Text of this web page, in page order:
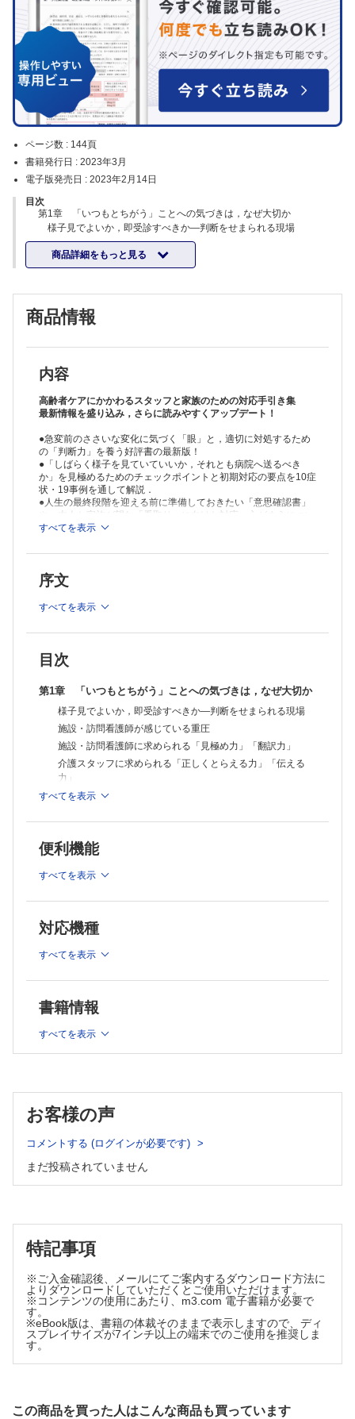
ページ数 : 144頁
書籍発行日 : 2023年3月
電子版発売日 : 2023年2月14日
目次
第1章 「いつもとちがう」ことへの気づきは，なぜ大切か
様子見でよいか，即受診すべきか―判断をせまられる現場
施設・訪問看護師が感じている重圧
施設・訪問看護師に求められる「見極め力」「翻訳力」
介護スタッフに求められる「正しくとらえる力」「伝える力」
「自然死」としての看取りはアクシデントによる死を乗り越えた先に
ある
原因が複数あるなら対応の前に検索を
原因検索とスタッフの負担軽減のために医療知識を身につけよう
介護と看護の意見がまとまらない理由
「職制」で意思決定の権限を明確に
第2章 症状とバイタルサインのみかた
「いつもとちがう」に出合ったら―ささいな情報も見落とさない
うまく活用したい「パルスオキシメータ」
バイタルサインの異常と変化をみる
摂食・排便・睡眠のチェックも忘れずに
第3章 「いつもとちがう」に出合ったときの対応事例集
事例を通して「様子見」と「受診」の分岐点を考えてみよう
事例(1) 「なんとなく気持ちが悪く，味がしない」と言うAさん
事例(2) 嘔吐・発熱があり，急に食べられなくなったBさん
「食べない」ときに求められる対応
事例(3) 発熱後に摂食率が落ち，食事中に呼吸困難となったCさん
「発熱している」ときに求められる対応
「発熱している」ときの考え方とチェックポイント
3．痛みを訴える
「痛みの7ポイント」をチェックして活用しよう
事例(5) 急に左胸・背部の激しい痛みを訴えたEさん
事例(6) 尻もちをついた後，体位交換時に強い痛みを訴えるように
なったFさん
事例(7) 朝から胃の部分の痛みを訴え，微熱もみられるGさん
「痛みを訴える」ときに求められる対応
4．機嫌が悪い
「せん妄」の考え方とチェックポイント
5．低血糖
事例(9) 食欲低下や倦怠感，易怒性がみられ，その後覚醒レベルが
事例(10) 食欲低下や倦怠感，著明な発汗がみられ，その後覚醒レベ
「低血糖」のときに求められる対応
6．高血糖
「高血糖」のときに求められる対応
「高血糖」の考え方とチェックポイント
7．意識がない
事例(12) 排便後，トイレ内で意識消失したLさん
事例(13) 施設入居中の姉の面会に来て，会話している途中に意識消
Nさん
さん
事例(16) 急に覚醒レベルが低下し，意識障害が進行しているPさん
「意識がない」ときに求められる対応
事例(18) 4日前から脈拍数が多く，活気がなくなってきたRさん
「脈拍数が多い」とき（頻脈）に求められる対応
「脈拍数が多い」とき（頻脈）の考え方とチェックポイント
9．呼吸数が増えている
「呼吸数が増えている」ときに求められる対応と考え方
10．呼吸していない? 心停止?
事例(19) 介護スタッフが訪室したところ，呼吸が止まっていたSさ
ん
「呼吸していない?」「心停止?」のときの考え方
病院に向けた意思確認書は3つに分けて用意しよう
商品詳細をもっと見る
商品情報
内容
高齢者ケアにかかわるスタッフと家族のための対応手引き集
最新情報を盛り込み，さらに読みやすくアップデート！
●急変前のささいな変化に気づく「眼」と，適切に対処するため
の「判断力」を養う好評書の最新版！
●「しばらく様子を見ていていいか，それとも病院へ送るべき
か」を見極めるためのチェックポイントと初期対応の要点を10症
状・19事例を通して解説．
●人生の最終段階を迎える前に準備しておきたい「意思確認書」
や，本人と家族が望む「看取り」に向けた対応・心がまえについ
ても詳述．
感染対策の留意点，皮下輸液の手順，浮腫みへの対応など，今日
※本製品はPCでの閲覧も可能です。
製品のご購入後、「購入済ライセンス一覧」より、オンライン環
最新版
すべてを表示
序文
すべてを表示
目次
第1章 「いつもとちがう」ことへの気づきは，なぜ大切か
様子見でよいか，即受診すべきか―判断をせまられる現場
施設・訪問看護師が感じている重圧
施設・訪問看護師に求められる「見極め力」「翻訳力」
介護スタッフに求められる「正しくとらえる力」「伝える
力」
「いつもとちがう」ときの対応は環境によって異なる
えた先にある
介助技量だけで症状を克服しようとしていませんか
よう
介護と看護が連携するための望ましい姿勢
第2章 症状とバイタルサインのみかた
ない
うまく活用したい「パルスオキシメータ」
第3章 「いつもとちがう」に出合ったときの対応事例集
1．食べない
事例(1) 「なんとなく気持ちが悪く，味がしない」と言うA
事例(3) 発熱後に摂食率が落ち，食事中に呼吸困難となっ
たCさん
2．発熱している
事例(4) 悪寒戦慄を伴う発熱が続くDさん
「発熱している」ときの考え方とチェックポイント
「痛みの7ポイント」をチェックして活用しよう
るようになったFさん
すべてを表示
便利機能
すべてを表示
対応機種
すべてを表示
書籍情報
すべてを表示
お客様の声
コメントする (ログインが必要です)
まだ投稿されていません
特記事項
※ご入金確認後、メールにてご案内するダウンロード方法に
よりダウンロードしていただくとご使用いただけます。
※コンテンツの使用にあたり、m3.com 電子書籍が必要で
す。
※eBook版は、書籍の体裁そのままで表示しますので、ディ
スプレイサイズが7インチ以上の端末でのご使用を推奨しま
す。
この商品を買った人はこんな商品も買っています